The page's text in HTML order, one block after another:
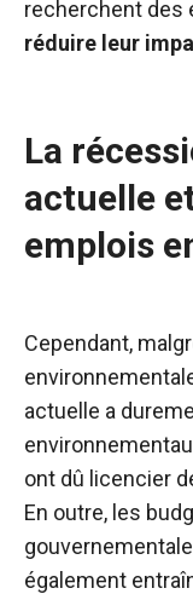
recherchent des
réduire leur
La
actuelle
emplois
Cependant,
actuelle a
ont dû licencier
En outre, les
également